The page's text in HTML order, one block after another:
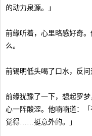
的动力泉源。」
前缘听着，心里略感好奇
么。
前锡明低头喝了口水，反
前缘犹豫了一下，想起罗
心一阵酸涩。他喃喃道：
觉得……挺意外的。」